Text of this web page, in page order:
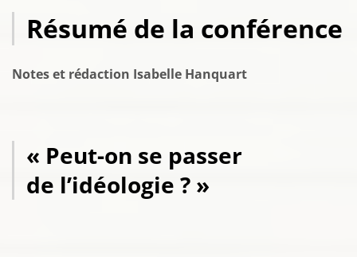
Résumé de la conférence
Notes et rédaction Isabelle Hanquart
« Peut-on se passer
de l’idéologie ? »